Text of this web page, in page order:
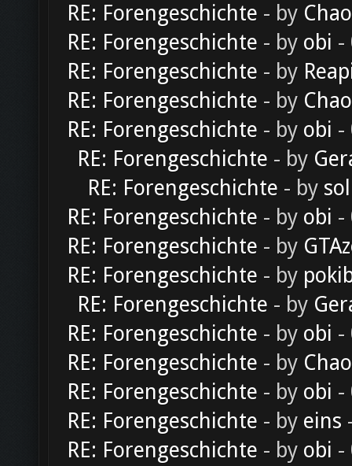
RE: Forengeschichte - by
RE: Forengeschichte - by obi -
RE: Forengeschichte - by
RE: Forengeschichte - by
RE: Forengeschichte - by obi -
RE: Forengeschichte - by
RE: Forengeschichte - by
RE: Forengeschichte - by obi -
RE: Forengeschichte - by
RE: Forengeschichte - by
RE: Forengeschichte - by
RE: Forengeschichte - by obi -
RE: Forengeschichte - by
RE: Forengeschichte - by obi -
RE: Forengeschichte - by eins
RE: Forengeschichte - by obi -